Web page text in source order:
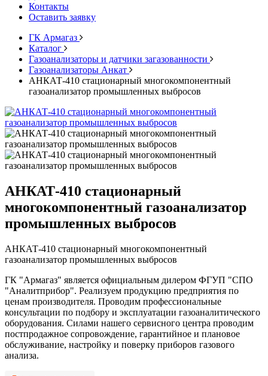
Контакты
Оставить заявку
ГК Армагаз
Каталог
Газоанализаторы и датчики загазованности
Газоанализаторы Анкат
АНКАТ-410 стационарный многокомпонентный
газоанализатор промышленных выбросов
АНКАТ-410 стационарный
многокомпонентный газоанализатор
промышленных выбросов
АНКАТ-410 стационарный многокомпонентный
газоанализатор промышленных выбросов
ГК "Армагаз" является официальным дилером ФГУП "СПО
"Аналитприбор". Реализуем продукцию предприятия по
ценам производителя. Проводим профессиональные
консультации по подбору и эксплуатации газоаналитического
оборудования. Силами нашего сервисного центра проводим
постпродажное сопровождение, гарантийное и плановое
обслуживание, настройку и поверку приборов газового
анализа.